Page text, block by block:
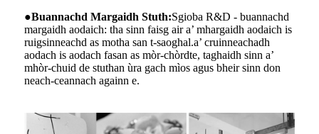
●Buannachd Margaidh Stuth:Sgioba R&D - buannachd
margaidh aodaich: tha sinn faisg air a’ mhargaidh aodaich is
ruigsinneachd as motha san t-saoghal.a’ cruinneachadh
aodach is aodach fasan as mòr-chòrdte, taghaidh sinn a’
mhòr-chuid de stuthan ùra gach mìos agus bheir sinn don
neach-ceannach againn e.